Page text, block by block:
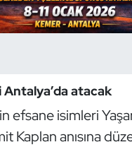
atacak
efsane isimleri
Kaplan anısına